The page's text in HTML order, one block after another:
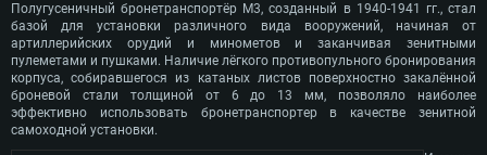
Полугусеничный бронетранспортёр М3, созданный в 1940-1941 гг., стал
базой для установки различного вида вооружений, начиная от
артиллерийских орудий и минометов и заканчивая зенитными
пулеметами и пушками. Наличие лёгкого противопульного бронирования
корпуса, собиравшегося из катаных листов поверхностно закалённой
броневой стали толщиной от 6 до 13 мм, позволяло наиболее
эффективно использовать бронетранспортер в качестве зенитной
самоходной установки.